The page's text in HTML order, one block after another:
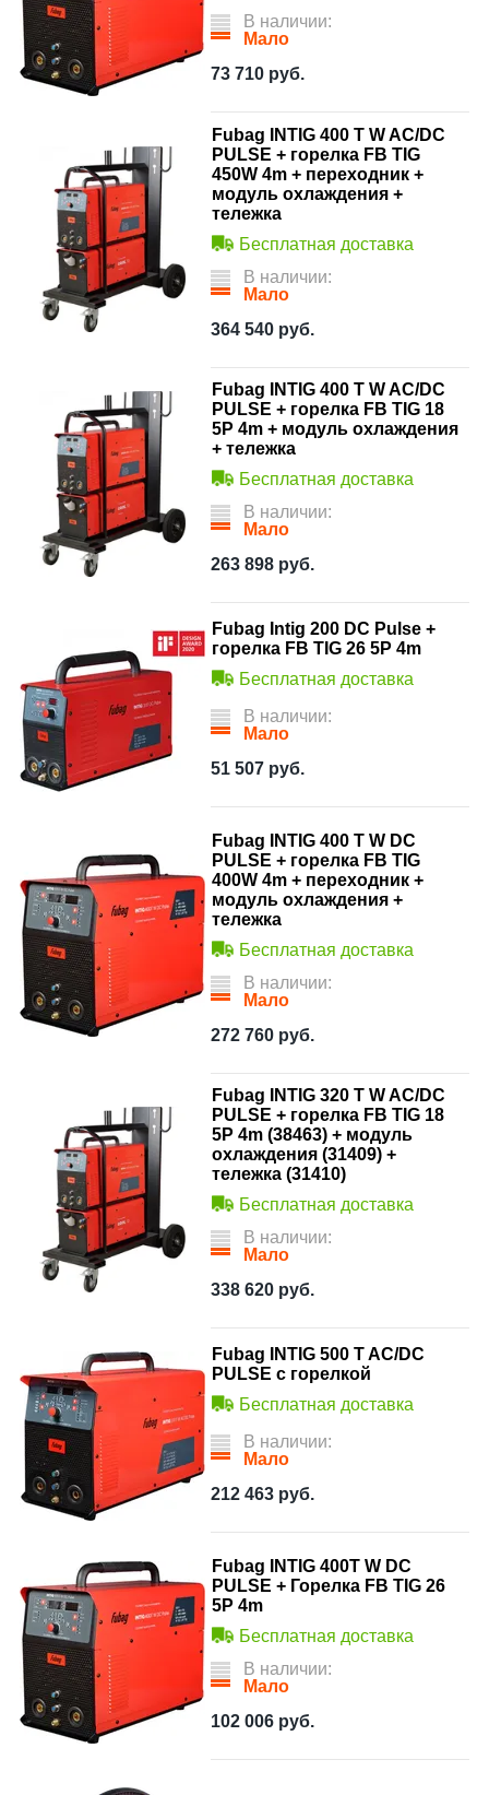
В наличии:
Мало
73 710 руб.
Fubag INTIG 400 T W AC/DC
PULSE + горелка FB TIG
450W 4m + переходник +
модуль охлаждения +
тележка
Бесплатная доставка
В наличии:
Мало
364 540 руб.
Fubag INTIG 400 T W AC/DC
PULSE + горелка FB TIG 18
5P 4m + модуль охлаждения
+ тележка
Бесплатная доставка
В наличии:
Мало
263 898 руб.
Fubag Intig 200 DC Pulse +
горелка FB TIG 26 5P 4m
Бесплатная доставка
В наличии:
Мало
51 507 руб.
Fubag INTIG 400 T W DC
PULSE + горелка FB TIG
400W 4m + переходник +
модуль охлаждения +
тележка
Бесплатная доставка
В наличии:
Мало
272 760 руб.
Fubag INTIG 320 T W AC/DC
PULSE + горелка FB TIG 18
5P 4m (38463) + модуль
охлаждения (31409) +
тележка (31410)
Бесплатная доставка
В наличии:
Мало
338 620 руб.
Fubag INTIG 500 T AC/DC
PULSE с горелкой
Бесплатная доставка
В наличии:
Мало
212 463 руб.
Fubag INTIG 400T W DC
PULSE + Горелка FB TIG 26
5P 4m
Бесплатная доставка
В наличии:
Мало
102 006 руб.